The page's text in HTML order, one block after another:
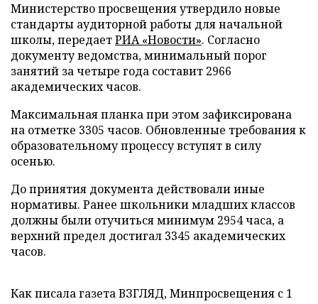
Министерство просвещения утвердило новые
стандарты аудиторной работы для начальной
школы, передаетРИА «Новости». Согласно
документу ведомства, минимальный порог
занятий за четыре года составит 2966
академических часов.
Максимальная планка при этом зафиксирована
на отметке 3305 часов. Обновленные требования к
образовательному процессу вступят в силу
осенью.
До принятия документа действовали иные
нормативы. Ранее школьники младших классов
должны были отучиться минимум 2954 часа, а
верхний предел достигал 3345 академических
часов.
Как писала газета ВЗГЛЯД, Минпросвещения с 1